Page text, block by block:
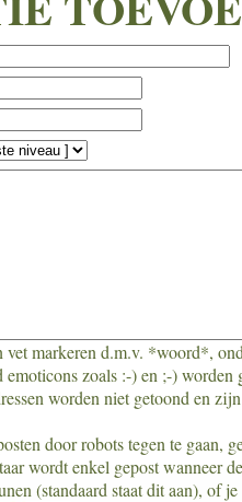
vet markeren d.m.v. *woord*,
emoticons zoals :-) en ;-) worden
worden niet getoond en
door robots tegen te gaan,
wordt enkel gepost wanneer
(standaard staat dit aan), of